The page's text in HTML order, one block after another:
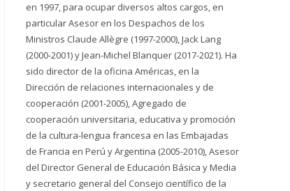
en 1997, para ocupar diversos altos cargos, en
particular Asesor en los Despachos de los
Ministros Claude Allègre (1997-2000), Jack Lang
(2000-2001) y Jean-Michel Blanquer (2017-2021). Ha
sido director de la oficina Américas, en la
Dirección de relaciones internacionales y de
cooperación (2001-2005), Agregado de
cooperación universitaria, educativa y promoción
de la cultura-lengua francesa en las Embajadas
de Francia en Perú y Argentina (2005-2010), Asesor
del Director General de Educación Básica y Media
y secretario general del Consejo científico de la